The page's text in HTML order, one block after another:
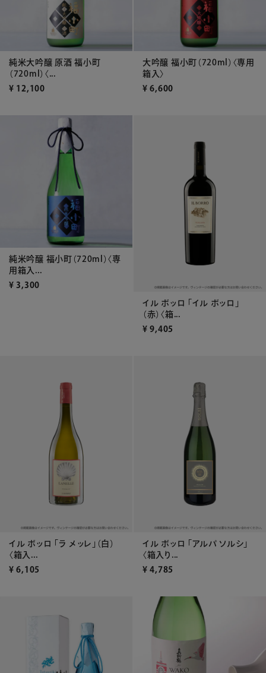
純米大吟醸 原酒 福小町
（720ml）〈...
¥ 12,100
大吟醸 福小町（720ml）〈専用
箱入〉
¥ 6,600
純米吟醸 福小町（720ml）〈専
用箱入...
¥ 3,300
イル ボッロ 「イル ボッロ」
（赤）〈箱...
¥ 9,405
イル ボッロ 「ラ メッレ」（白）
〈箱入...
¥ 6,105
イル ボッロ 「アルパ ソルシ」
〈箱入り...
¥ 4,785